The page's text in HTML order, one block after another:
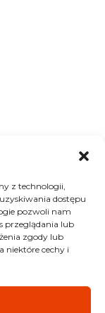
z technologii,
dostępu
pozwoli nam
przeglądania lub
zgody lub
niektóre cechy i